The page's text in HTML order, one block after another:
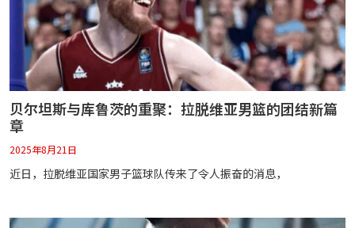
贝尔坦斯与库鲁茨的重聚：拉脱维亚男篮的团结新篇
章
2025年8月21日
近日，拉脱维亚国家男子篮球队传来了令人振奋的消息，